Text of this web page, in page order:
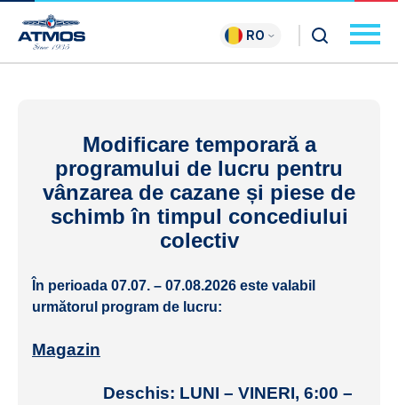
RO
Modificare temporară a
programului de lucru pentru
vânzarea de cazane și piese de
schimb în timpul concediului
colectiv
În perioada 07.07. – 07.08.2026 este valabil
următorul program de lucru:
Magazin
Deschis: LUNI – VINERI, 6:00 –